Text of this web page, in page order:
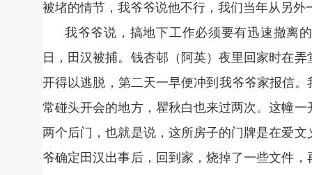
被堵的情节，我爷爷说他不行，我们当年从另外
我爷爷说，搞地下工作必须要有迅速撤离
日，田汉被捕。钱杏邨（阿英）夜里回家时在
开得以逃脱，第二天一早便冲到我爷爷家报信
常碰头开会的地方，瞿秋白也来过两次。这幢
两个后门，也就是说，这所房子的门牌是在爱
爷确定田汉出事后，回到家，烧掉了一些文件